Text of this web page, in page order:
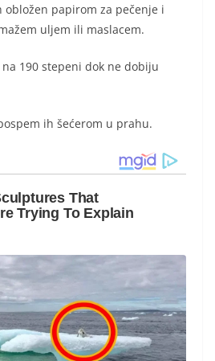
papirom za pečenje i
uljem ili maslacem.
190 stepeni dok ne dobiju
ih šećerom u prahu.